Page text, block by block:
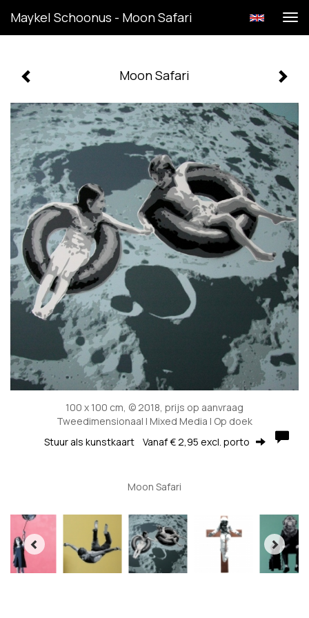
Maykel Schoonus - Moon Safari
Moon Safari
100 x 100 cm, © 2018, prijs op aanvraag
Tweedimensionaal | Mixed Media | Op doek
Stuur als kunstkaart Vanaf € 2,95 excl. porto
Moon Safari